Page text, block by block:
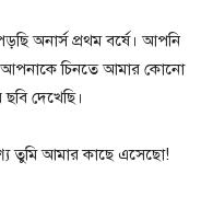
অনার্স প্রথম বর্ষে। আপনি
আপনাকে চিনতে আমার কোনো
দেখেছি।
তুমি আমার কাছে এসেছো!